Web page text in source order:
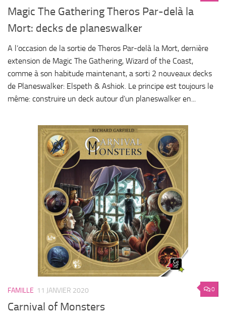
Magic The Gathering Theros Par-delà la
Mort: decks de planeswalker
A l’occasion de la sortie de Theros Par-delà la Mort, dernière
extension de Magic The Gathering, Wizard of the Coast,
comme à son habitude maintenant, a sorti 2 nouveaux decks
de Planeswalker: Elspeth & Ashiok. Le principe est toujours le
même: construire un deck autour d’un planeswalker en...
0
FAMILLE 11 JANVIER 2020
Carnival of Monsters